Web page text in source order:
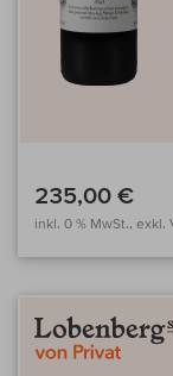
235,00 €
inkl. 0 % MwSt., exkl.